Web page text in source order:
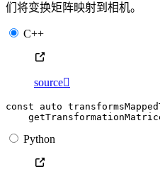
们将变换矩阵映射到相机。
C++
source
const auto
Python